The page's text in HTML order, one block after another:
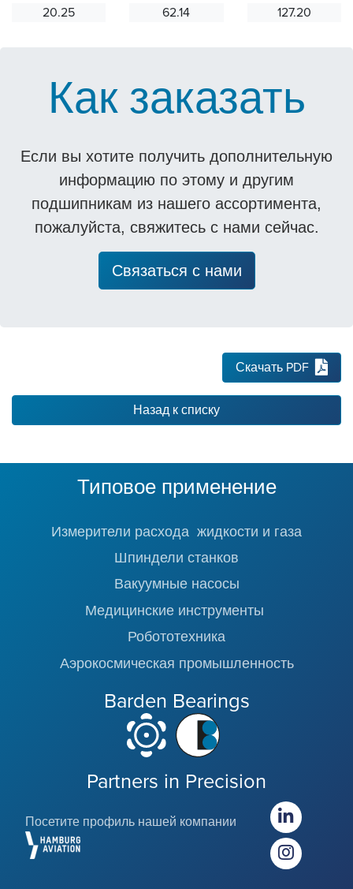
20.25
62.14
127.20
Как заказать
Если вы хотите получить дополнительную
информацию по этому и другим
подшипникам из нашего ассортимента,
пожалуйста, свяжитесь с нами сейчас.
Связаться с нами
Скачать PDF
Назад к списку
Типовое применение
Измерители расхода жидкости и газа
Шпиндели станков
Вакуумные насосы
Медицинские инструменты
Робототехника
Аэрокосмическая промышленность
Barden Bearings
Partners in Precision
Посетите профиль нашей компании